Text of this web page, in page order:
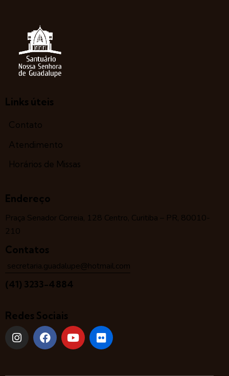
Links úteis
Contato
Atendimento
Horários de Missas
Endereço
Praça Senador Correia, 128 Centro, Curitiba – PR, 80010-
210
Contatos
secretaria.guadalupe@hotmail.com
(41) 3233-4884
Redes Sociais